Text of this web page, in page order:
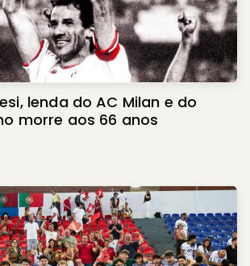
lenda do AC Milan e do
morre aos 66 anos